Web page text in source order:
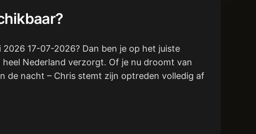
17-07-2026? Dan ben je op het juiste
Nederland verzorgt. Of je nu droomt van
de nacht – Chris stemt zijn optreden volledig af